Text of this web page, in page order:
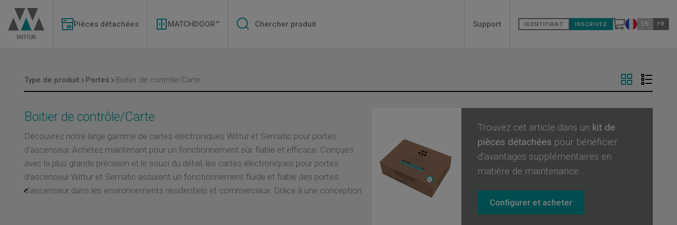
contenu
principal
Pièces détachées
MATCHDOOR™
Secondary
Support IDENTIFIANT INSCRIVEZ Changer de
EN FR
Type de produit Portes Boitier de contrôle/Carte
Boitier de contrôle/Carte
Découvrez notre large gamme de cartes électroniques Wittur et Sematic pour portes
d'ascenseur, Achetez maintenant pour un fonctionnement sûr, fiable et efficace. Conçues
avec la plus grande précision et le souci du détail, les cartes électroniques pour portes
d'ascenseur Wittur et Sematic assurent un fonctionnement fluide et fiable des portes
d'ascenseur dans les environnements résidentiels et commerciaux. Grâce à une conception
Trouvez cet article dans un kit de
pièces détachées pour bénéficier
d'avantages supplémentaires en
matière de maintenance.
Configurer et acheter